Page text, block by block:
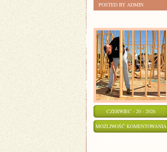
POSTED BY ADMIN
CZERWIEC - 20 - 2026
MOŻLIWOŚĆ KOMENTOWANIA